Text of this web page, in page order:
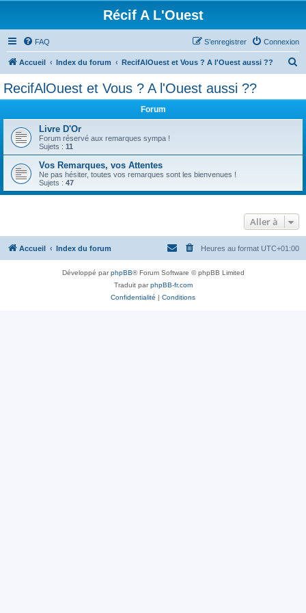
Récif A L'Ouest
FAQ Connexion
S’enregistrer
Accueil Index du forum RecifAlOuest et Vous ? A l'Ouest aussi ??
e
RecifAlOuest et Vous ? A l'Ouest aussi ??
Forum
Livre D'Or
Forum réservé aux remarques sympa !
Sujets : 11
Vos Remarques, vos Attentes
Ne pas hésiter, toutes vos remarques sont les bienvenues !
Sujets : 47
Aller à
Accueil Index du forum Heures au format UTC+01:00
Développé parphpBB® Forum Software © phpBB Limited
Traduit parphpBB-fr.com
Confidentialité | Conditions